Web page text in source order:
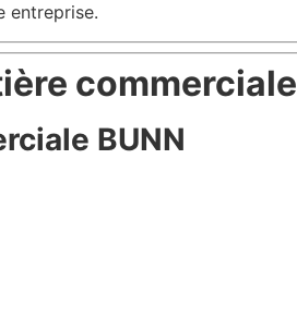
entreprise.
commerciale
BUNN